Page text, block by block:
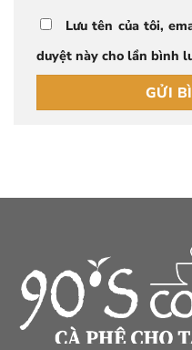
Lưu tên của tôi,
duyệt này cho lần bình